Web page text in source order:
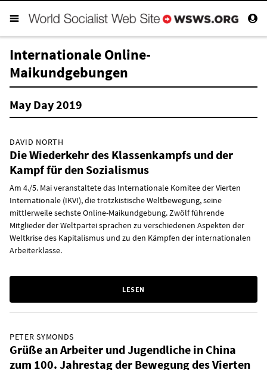
Internationale Online-
Maikundgebungen
May Day 2019
DAVID NORTH
Die Wiederkehr des Klassenkampfs und der
Kampf für den Sozialismus
Am 4./5. Mai veranstaltete das Internationale Komitee der Vierten
Internationale (IKVI), die trotzkistische Weltbewegung, seine
mittlerweile sechste Online-Maikundgebung. Zwölf führende
Mitglieder der Weltpartei sprachen zu verschiedenen Aspekten der
Weltkrise des Kapitalismus und zu den Kämpfen der internationalen
Arbeiterklasse.
LESEN
PETER SYMONDS
Grüße an Arbeiter und Jugendliche in China
zum 100. Jahrestag der Bewegung des Vierten